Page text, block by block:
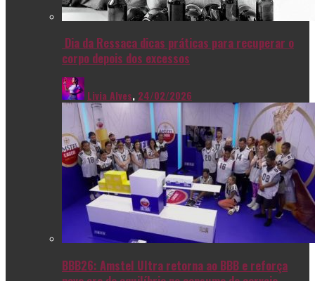
Dia da Ressaca dicas práticas para recuperar o
corpo depois dos excessos
Livia Alves, 24/02/2026
BBB26: Amstel Ultra retorna ao BBB e reforça